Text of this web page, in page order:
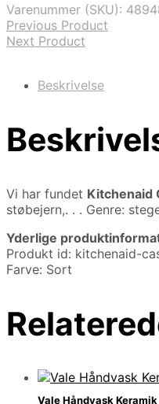
Varenummer (SKU):
Previous Product
Next Product
Beskrivelse
Vi har fundet Kitchenaid
støbejern,. . . Genre:
Yderlige
Produkt id: kitchenaid-
Farve: Sort
Vale Håndvask